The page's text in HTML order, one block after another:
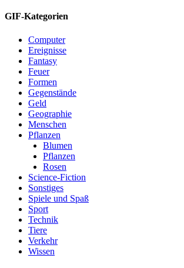
GIF-Kategorien
Computer
Ereignisse
Fantasy
Feuer
Formen
Gegenstände
Geld
Geographie
Menschen
Pflanzen
Blumen
Pflanzen
Rosen
Science-Fiction
Sonstiges
Spiele und Spaß
Sport
Technik
Tiere
Verkehr
Wissen